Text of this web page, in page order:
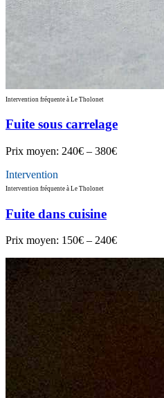
Intervention fréquente à Le Tholonet
Fuite sous carrelage
Prix moyen: 240€ – 380€
Intervention
Intervention fréquente à Le Tholonet
Fuite dans cuisine
Prix moyen: 150€ – 240€